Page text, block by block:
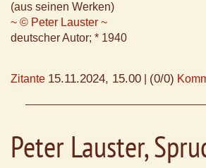
(aus seinen Werken)
~ © Peter Lauster ~
deutscher Autor; * 1940
Zitante 15.11.2024, 15.00 (0/0)
Peter Lauster,